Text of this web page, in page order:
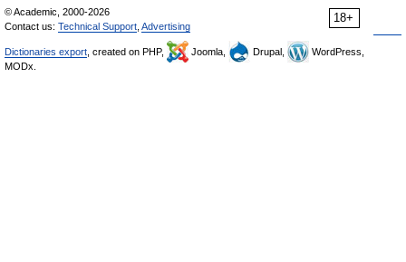
18+
© Academic, 2000-2026
Contact us: Technical Support Advertising
Dictionaries export , created on PHP, Joomla, Drupal,
WordPress,
MODx.